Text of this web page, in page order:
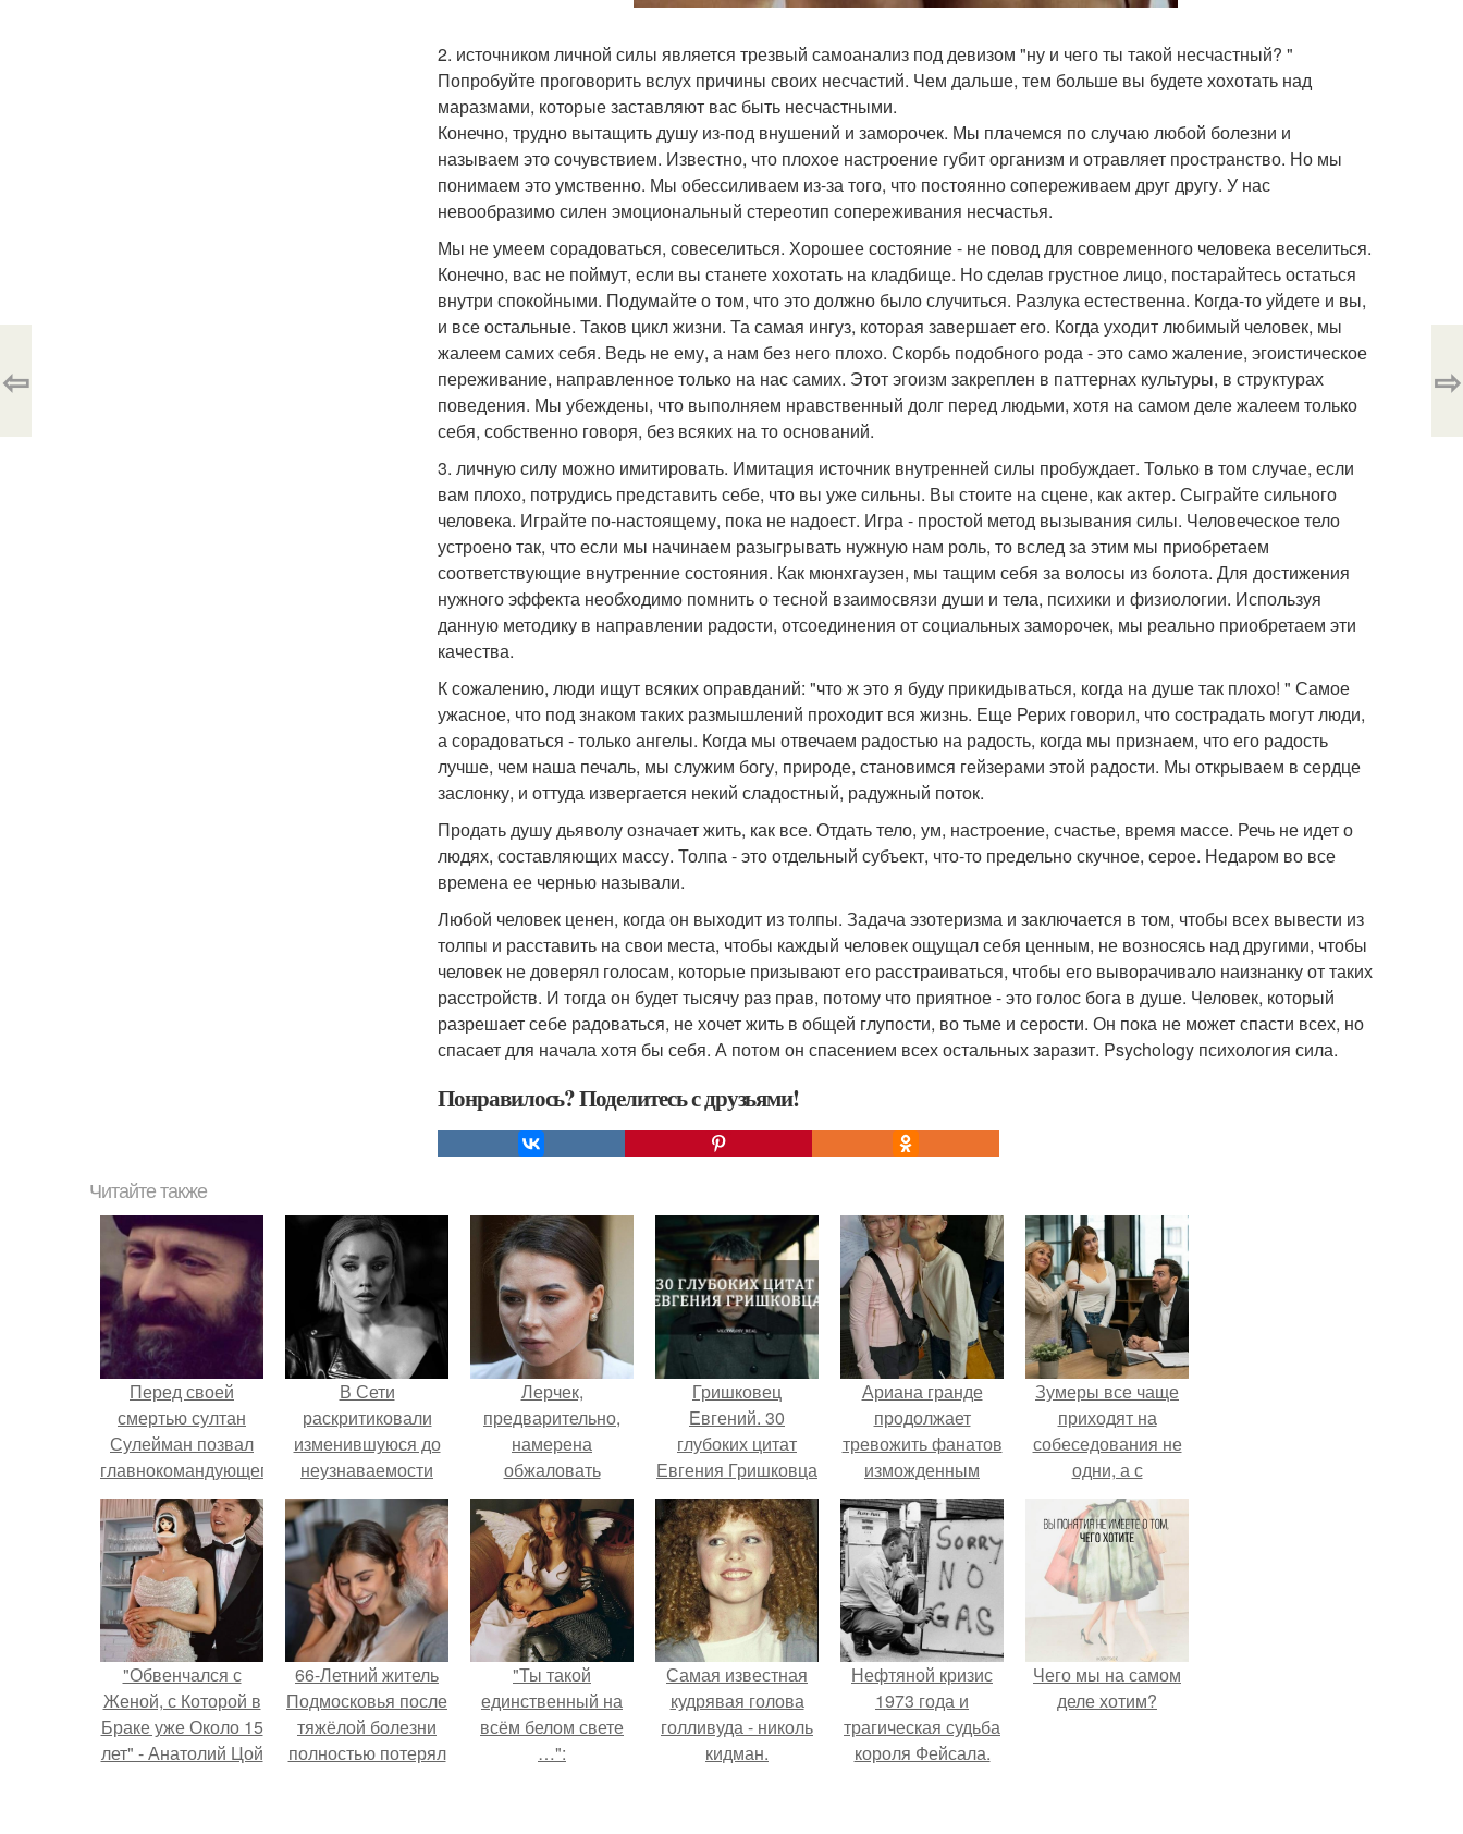
2. источником личной силы является трезвый самоанализ под девизом "ну и чего ты такой несчастный? "
Попробуйте проговорить вслух причины своих несчастий. Чем дальше, тем больше вы будете хохотать над
маразмами, которые заставляют вас быть несчастными.
Конечно, трудно вытащить душу из-под внушений и заморочек. Мы плачемся по случаю любой болезни и
называем это сочувствием. Известно, что плохое настроение губит организм и отравляет пространство. Но мы
понимаем это умственно. Мы обессиливаем из-за того, что постоянно сопереживаем друг другу. У нас
невообразимо силен эмоциональный стереотип сопереживания несчастья.
Мы не умеем сорадоваться, совеселиться. Хорошее состояние - не повод для современного человека веселиться.
Конечно, вас не поймут, если вы станете хохотать на кладбище. Но сделав грустное лицо, постарайтесь остаться
внутри спокойными. Подумайте о том, что это должно было случиться. Разлука естественна. Когда-то уйдете и вы,
и все остальные. Таков цикл жизни. Та самая ингуз, которая завершает его. Когда уходит любимый человек, мы
жалеем самих себя. Ведь не ему, а нам без него плохо. Скорбь подобного рода - это само жаление, эгоистическое
переживание, направленное только на нас самих. Этот эгоизм закреплен в паттернах культуры, в структурах
поведения. Мы убеждены, что выполняем нравственный долг перед людьми, хотя на самом деле жалеем только
себя, собственно говоря, без всяких на то оснований.
3. личную силу можно имитировать. Имитация источник внутренней силы пробуждает. Только в том случае, если
вам плохо, потрудись представить себе, что вы уже сильны. Вы стоите на сцене, как актер. Сыграйте сильного
человека. Играйте по-настоящему, пока не надоест. Игра - простой метод вызывания силы. Человеческое тело
устроено так, что если мы начинаем разыгрывать нужную нам роль, то вслед за этим мы приобретаем
соответствующие внутренние состояния. Как мюнхгаузен, мы тащим себя за волосы из болота. Для достижения
нужного эффекта необходимо помнить о тесной взаимосвязи души и тела, психики и физиологии. Используя
данную методику в направлении радости, отсоединения от социальных заморочек, мы реально приобретаем эти
качества.
К сожалению, люди ищут всяких оправданий: "что ж это я буду прикидываться, когда на душе так плохо! " Самое
ужасное, что под знаком таких размышлений проходит вся жизнь. Еще Рерих говорил, что сострадать могут люди,
а сорадоваться - только ангелы. Когда мы отвечаем радостью на радость, когда мы признаем, что его радость
лучше, чем наша печаль, мы служим богу, природе, становимся гейзерами этой радости. Мы открываем в сердце
заслонку, и оттуда извергается некий сладостный, радужный поток.
Продать душу дьяволу означает жить, как все. Отдать тело, ум, настроение, счастье, время массе. Речь не идет о
людях, составляющих массу. Толпа - это отдельный субъект, что-то предельно скучное, серое. Недаром во все
времена ее чернью называли.
Любой человек ценен, когда он выходит из толпы. Задача эзотеризма и заключается в том, чтобы всех вывести из
толпы и расставить на свои места, чтобы каждый человек ощущал себя ценным, не возносясь над другими, чтобы
человек не доверял голосам, которые призывают его расстраиваться, чтобы его выворачивало наизнанку от таких
расстройств. И тогда он будет тысячу раз прав, потому что приятное - это голос бога в душе. Человек, который
разрешает себе радоваться, не хочет жить в общей глупости, во тьме и серости. Он пока не может спасти всех, но
спасает для начала хотя бы себя. А потом он спасением всех остальных заразит. Psychology психология сила.
Понравилось? Поделитесь с друзьями!
⇦ ⇨
Читайте также
Перед своей
смертью султан
Сулейман позвал
главнокомандующего
армией и высказал
ему три своих
желания:
В Сети
раскритиковали
изменившуюся до
неузнаваемости
Марину зудину.
Лерчек,
предварительно,
намерена
обжаловать
приговор.
Гришковец
Евгений. 30
глубоких цитат
Евгения Гришковца
Ариана гранде
продолжает
тревожить фанатов
изможденным
Видом.
Зумеры все чаще
приходят на
собеседования не
одни, а с
родителями,
жалуются эйчары.
"Обвенчался с
Женой, с Которой в
Браке уже Около 15
лет" - Анатолий Цой
66-Летний житель
Подмосковья после
тяжёлой болезни
полностью потерял
"Ты такой
единственный на
всём белом свете
…":
Самая известная
кудрявая голова
голливуда - николь
кидман.
Нефтяной кризис
1973 года и
трагическая судьба
короля Фейсала.
Чего мы на самом
деле хотим?